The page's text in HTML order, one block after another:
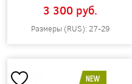
3 300 pуб.
Размеры (RUS): 27-29
NEW